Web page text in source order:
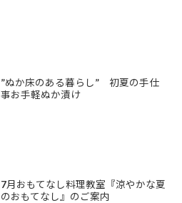
”ぬか床のある暮らし” 初夏の手仕
事お手軽ぬか漬け
7月おもてなし料理教室『涼やかな夏
のおもてなし』のご案内